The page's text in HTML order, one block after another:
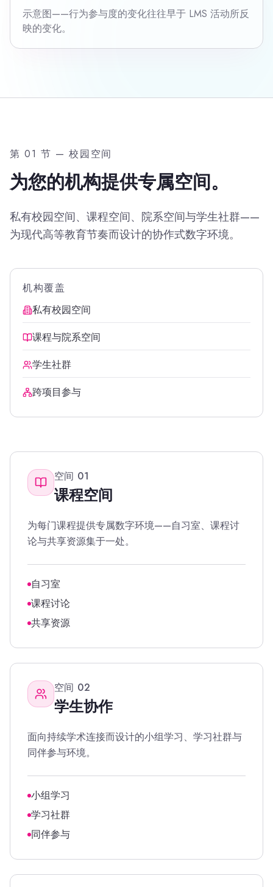
示意图——行为参与度的变化往往早于 LMS 活动所反
映的变化。
第 01 节 — 校园空间
为您的机构提供专属空间。
私有校园空间、课程空间、院系空间与学生社群——
为现代高等教育节奏而设计的协作式数字环境。
机构覆盖
私有校园空间
课程与院系空间
学生社群
跨项目参与
空间 01
课程空间
为每门课程提供专属数字环境——自习室、课程讨
论与共享资源集于一处。
自习室
课程讨论
共享资源
空间 02
学生协作
面向持续学术连接而设计的小组学习、学习社群与
同伴参与环境。
小组学习
学习社群
同伴参与